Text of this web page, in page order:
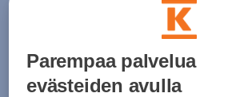
Parempaa palvelua
evästeiden avulla